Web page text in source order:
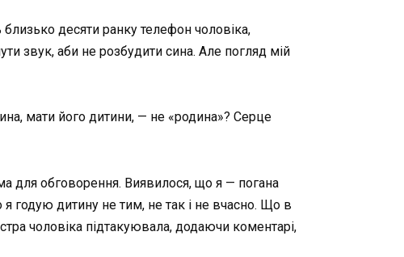
десяти ранку телефон чоловіка,
звук, аби не розбудити сина. Але погляд мій
мати його дитини, — не «родина»? Серце
для обговорення. Виявилося, що я — погана
я годую дитину не тим, не так і не вчасно. Що в
чоловіка підтакуювала, додаючи коментарі,